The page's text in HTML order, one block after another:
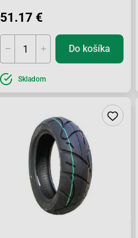
51.17 €
Do košíka
Skladom